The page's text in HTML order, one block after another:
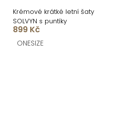
Krémové krátké letní šaty
SOLVYN s puntíky
899 Kč
ONESIZE